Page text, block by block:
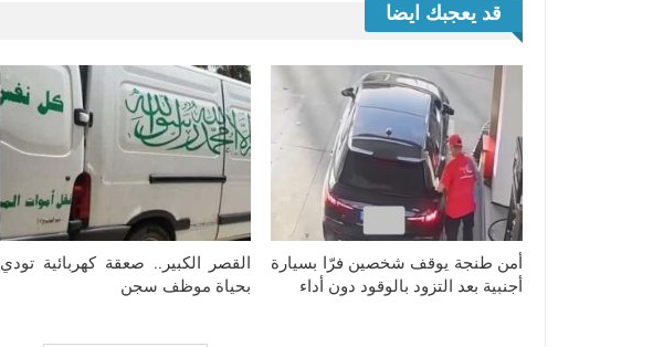
قد يعجبك ايضا
أمن طنجة يوقف شخصين فرّا بسيارة
أجنبية بعد التزود بالوقود دون أداء
القصر الكبير.. صعقة كهربائية تودي
بحياة موظف سجن